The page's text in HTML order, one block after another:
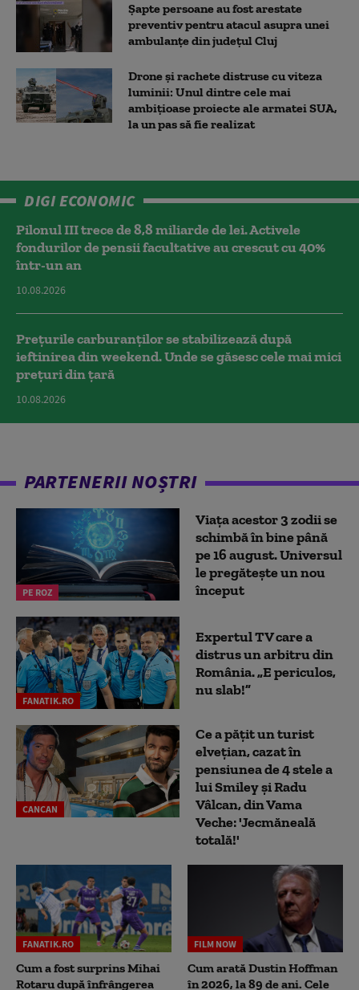
Șapte persoane au fost arestate
preventiv pentru atacul asupra unei
ambulanțe din județul Cluj
Drone și rachete distruse cu viteza
luminii: Unul dintre cele mai
ambițioase proiecte ale armatei SUA,
la un pas să fie realizat
DIGI ECONOMIC
Pilonul III trece de 8,8 miliarde de lei. Activele
fondurilor de pensii facultative au crescut cu 40%
într-un an
10.08.2026
Prețurile carburanților se stabilizează după
ieftinirea din weekend. Unde se găsesc cele mai mici
prețuri din țară
10.08.2026
PARTENERII NOȘTRI
PE ROZ
Viața acestor 3 zodii se
schimbă în bine până
pe 16 august. Universul
le pregătește un nou
început
FANATIK.RO
Expertul TV care a
distrus un arbitru din
România. „E periculos,
nu slab!”
CANCAN
Ce a pățit un turist
elvețian, cazat în
pensiunea de 4 stele a
lui Smiley și Radu
Vâlcan, din Vama
Veche: 'Jecmăneală
totală!'
FANATIK.RO
Cum a fost surprins Mihai
Rotaru după înfrângerea
FILM NOW
Cum arată Dustin Hoffman
în 2026, la 89 de ani. Cele